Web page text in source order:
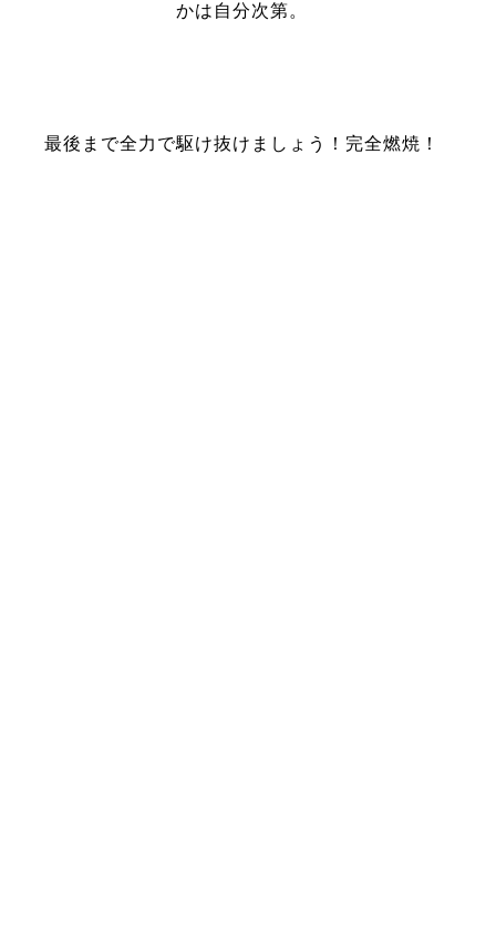
かは自分次第。
最後まで全力で駆け抜けましょう！完全燃焼！